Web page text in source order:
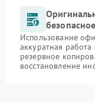
Использование
аккуратная
резервное
восстановление